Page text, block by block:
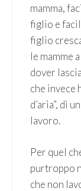
mamma,
figlio e
figlio
le mamme
dover
che invece
d’aria”, di
lavoro.
Per quel
purtroppo
che non